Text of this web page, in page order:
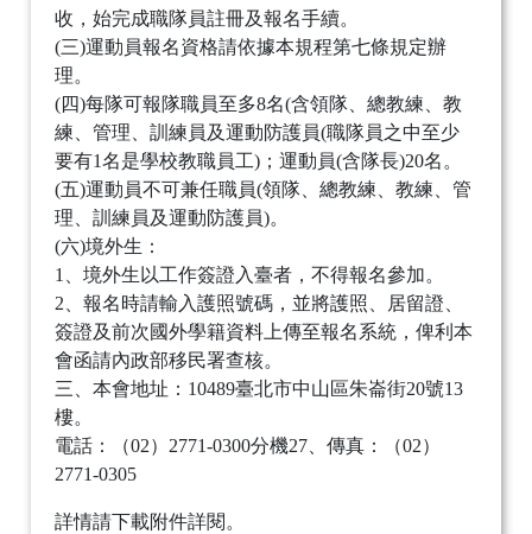
收，始完成職隊員註冊及報名手續。
(三)運動員報名資格請依據本規程第七條規定辦
理。
(四)每隊可報隊職員至多8名(含領隊、總教練、教
練、管理、訓練員及運動防護員(職隊員之中至少
要有1名是學校教職員工)；運動員(含隊長)20名。
(五)運動員不可兼任職員(領隊、總教練、教練、管
理、訓練員及運動防護員)。
(六)境外生：
1、境外生以工作簽證入臺者，不得報名參加。
2、報名時請輸入護照號碼，並將護照、居留證、
簽證及前次國外學籍資料上傳至報名系統，俾利本
會函請內政部移民署查核。
三、本會地址：10489臺北市中山區朱崙街20號13
樓。
電話：（02）2771-0300分機27、傳真：（02）
2771-0305
詳情請下載附件詳閱。